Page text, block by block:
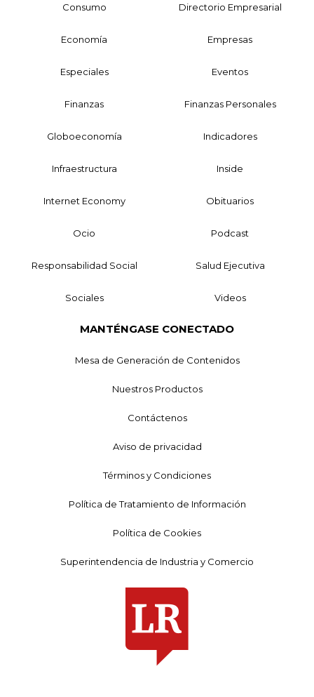
Consumo Directorio Empresarial
Economía Empresas
Especiales Eventos
Finanzas Finanzas Personales
Globoeconomía Indicadores
Infraestructura Inside
Internet Economy Obituarios
Ocio Podcast
Responsabilidad Social Salud Ejecutiva
Sociales Videos
MANTÉNGASE CONECTADO
Mesa de Generación de Contenidos
Nuestros Productos
Contáctenos
Aviso de privacidad
Términos y Condiciones
Política de Tratamiento de Información
Política de Cookies
Superintendencia de Industria y Comercio